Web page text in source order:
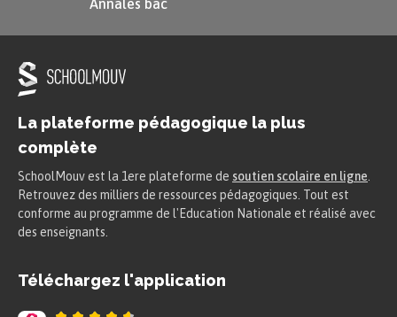
Annales bac
La plateforme pédagogique la plus
complète
SchoolMouv est la 1ere plateforme de soutien scolaire en ligne
Retrouvez des milliers de ressources pédagogiques. Tout est
conforme au programme de l'Education Nationale et réalisé avec
des enseignants.
Téléchargez l'application